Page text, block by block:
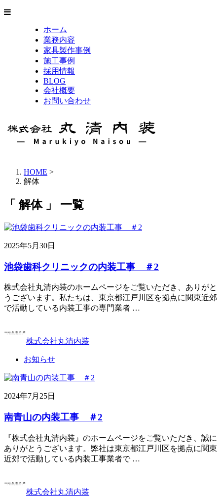
ホーム
業務内容
家具製作事例
施工事例
採用情報
BLOG
会社概要
お問い合わせ
HOME >
解体
「 解体 」 一覧
2025年5月30日
池袋歯科クリニックの内装工事 ＃2
株式会社丸清内装のホームページをご覧いただき、ありがと
うございます。私たちは、東京都江戸川区を拠点に関東近郊
で活動している内装工事の専門業者 …
株式会社丸清内装
お知らせ
2024年7月25日
南青山の内装工事 ＃2
『株式会社丸清内装』のホームページをご覧いただき、誠に
ありがとうございます。弊社は東京都江戸川区を拠点に関東
近郊で活動している内装工事業者で …
株式会社丸清内装